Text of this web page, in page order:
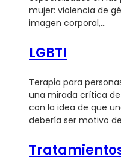
mujer: violencia de
imagen corporal,…
LGBTI
Terapia para
una mirada crítica
con la idea de que
debería ser motivo